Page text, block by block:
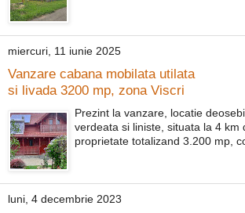
miercuri, 11 iunie 2025
Vanzare cabana mobilata utilata
si livada 3200 mp, zona Viscri
Prezint la vanzare, locatie
verdeata si liniste, situata la 4 km
proprietate totalizand 3.200 mp,
luni, 4 decembrie 2023